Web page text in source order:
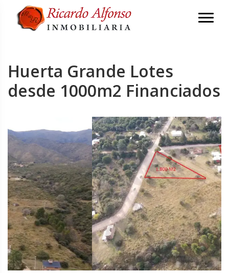
Huerta Grande Lotes
desde 1000m2 Financiados